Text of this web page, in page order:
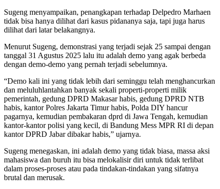
Sugeng menyampaikan, penangkapan terhadap Delpedro Marhaen
tidak bisa hanya dilihat dari kasus pidananya saja, tapi juga harus
dilihat dari latar belakangnya.
Menurut Sugeng, demonstrasi yang terjadi sejak 25 sampai dengan
tanggal 31 Agustus 2025 lalu itu adalah demo yang agak berbeda
dengan demo-demo yang pernah terjadi sebelumnya.
“Demo kali ini yang tidak lebih dari seminggu telah menghancurkan
dan meluluhlantahkan banyak sekali properti-properti milik
pemerintah, gedung DPRD Makasar habis, gedung DPRD NTB
habis, kantor Polres Jakarta Timur habis, Polda DIY hancur
pagarnya, kemudian pembakaran dprd di Jawa Tengah, kemudian
kantor-kantor polisi yang kecil, di Bandung Mess MPR RI di depan
kantor DPRD Jabar dibakar habis,” ujarnya.
Sugeng menegaskan, ini adalah demo yang tidak biasa, massa aksi
mahasiswa dan buruh itu bisa melokalisir diri untuk tidak terlibat
dalam proses-proses atau pada tindakan-tindakan yang sifatnya
brutal dan merusak.